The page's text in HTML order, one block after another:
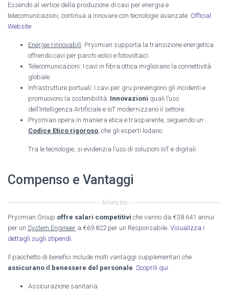
Essendo al vertice della produzione di cavi per energia e
telecomunicazioni, continua a innovare con tecnologie avanzate. Official
Website
Energie rinnovabili: Prysmian supporta la transizione energetica
offrendo cavi per parchi eolici e fotovoltaici.
Telecomunicazioni: I cavi in fibra ottica migliorano la connettività
globale.
Infrastrutture portuali: I cavi per gru prevengono gli incidenti e
promuovono la sostenibilità. Innovazioni quali l’uso
dell’Intelligenza Artificiale e IoT modernizzano il settore.
Prysmian opera in maniera etica e trasparente, seguendo un
Codice Etico rigoroso , che gli esperti lodano.
Tra le tecnologie, si evidenzia l’uso di soluzioni IoT e digitali.
Compenso e Vantaggi
Anúncios
Prysmian Group offre salari competitivi che vanno da €38.641 annui
per un System Engineer a €69.822 per un Responsabile. Visualizza i
dettagli sugli stipendi
Il pacchetto di benefici include molti vantaggi supplementari che
assicurano il benessere del personale Scoprili qui
Assicurazione sanitaria